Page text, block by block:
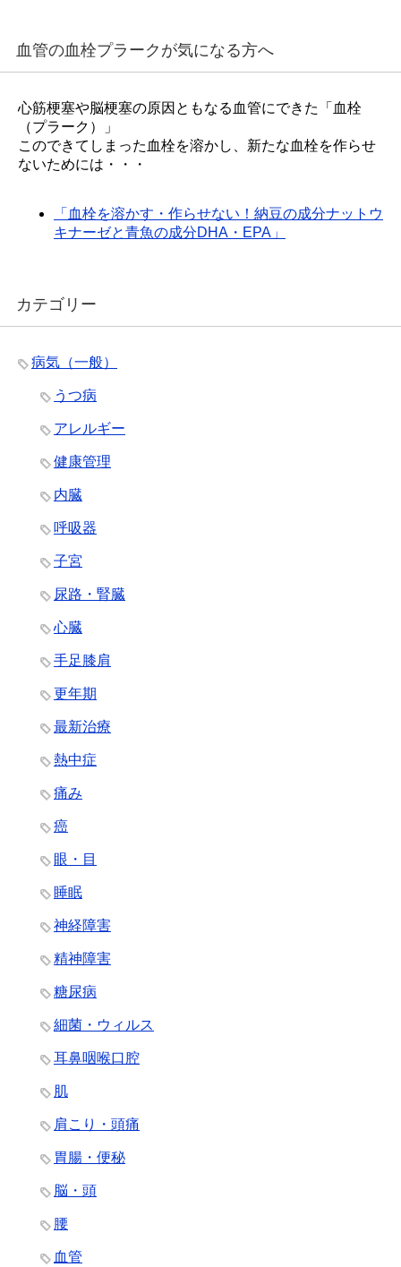
血管の血栓プラークが気になる方へ
心筋梗塞や脳梗塞の原因ともなる血管にできた「血栓
（プラーク）」
このできてしまった血栓を溶かし、新たな血栓を作らせ
ないためには・・・
「血栓を溶かす・作らせない！納豆の成分ナットウ
キナーゼと青魚の成分DHA・EPA」
カテゴリー
病気（一般）
うつ病
アレルギー
健康管理
内臓
呼吸器
子宮
尿路・腎臓
心臓
手足膝肩
更年期
最新治療
熱中症
痛み
癌
眼・目
睡眠
神経障害
精神障害
糖尿病
細菌・ウィルス
耳鼻咽喉口腔
肌
肩こり・頭痛
胃腸・便秘
脳・頭
腰
血管